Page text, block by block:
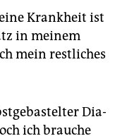
Krankheit ist
in meinem
mein restliches
Dia­
ich brauche